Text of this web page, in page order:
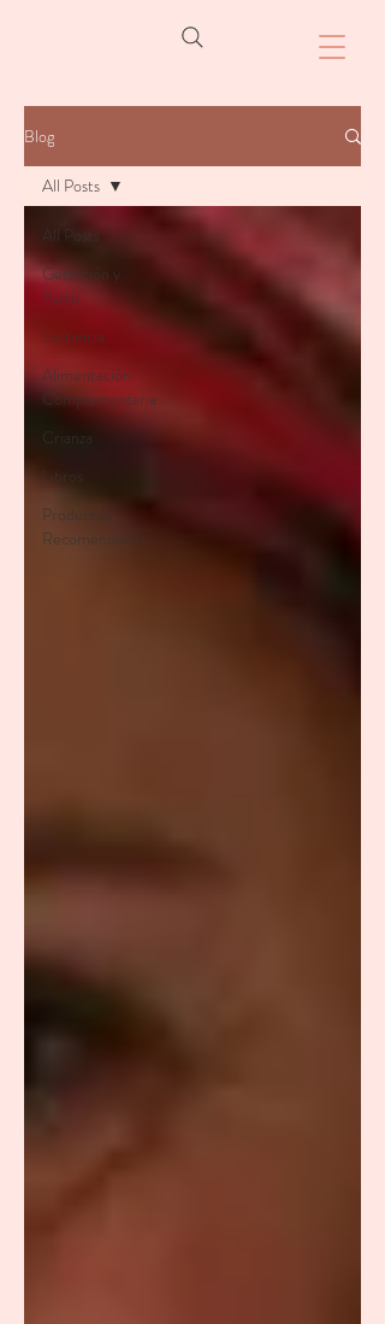
Blog
All Posts
Gestación y
Parto
Lactancia
Alimentación
Complementaria
Crianza
Libros
Productos
Recomendados
All Posts